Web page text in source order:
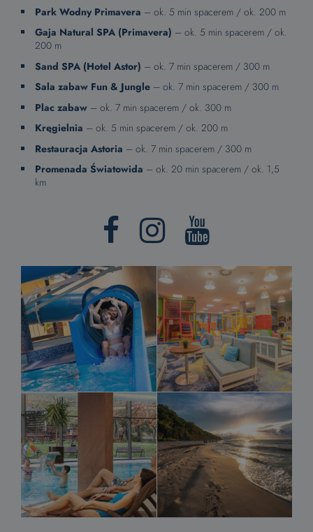
Park Wodny Primavera – ok. 5 min spacerem / ok. 200 m
Gaja Natural SPA (Primavera) – ok. 5 min spacerem / ok.
200 m
Sand SPA (Hotel Astor) – ok. 7 min spacerem / 300 m
Sala zabaw Fun & Jungle – ok. 7 min spacerem / 300 m
Plac zabaw – ok. 7 min spacerem / ok. 300 m
Kręgielnia – ok. 5 min spacerem / ok. 200 m
Restauracja Astoria – ok. 7 min spacerem / 300 m
Promenada Światowida – ok. 20 min spacerem / ok. 1,5
km